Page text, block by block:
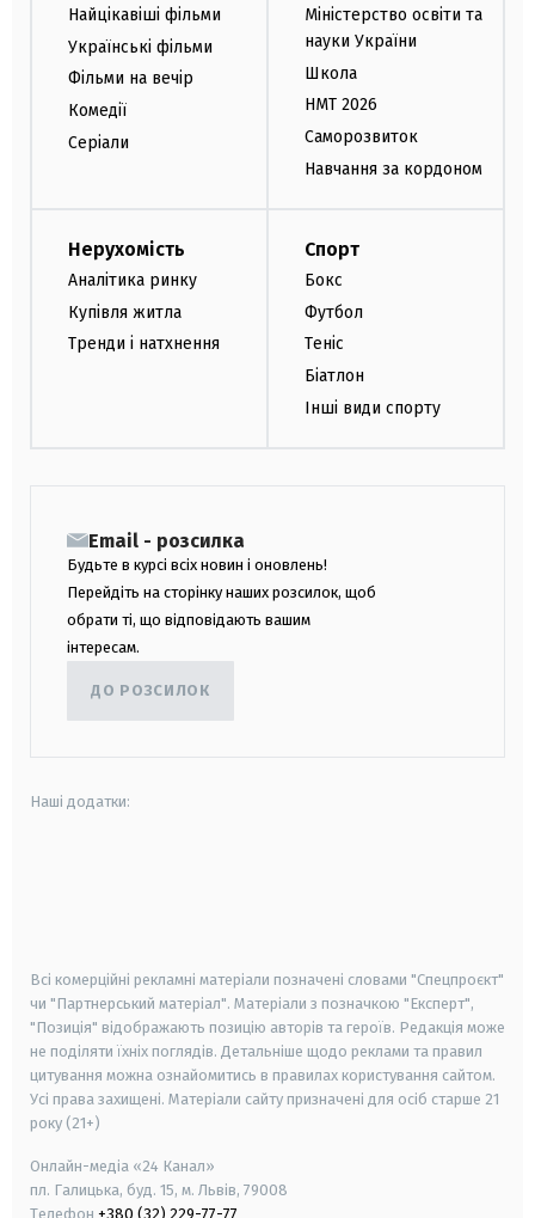
Найцікавіші фільми
Українські фільми
Фільми на вечір
Комедії
Серіали
Міністерство освіти та
науки України
Школа
НМТ 2026
Саморозвиток
Навчання за кордоном
Нерухомість
Аналітика ринку
Купівля житла
Тренди і натхнення
Спорт
Бокс
Футбол
Теніс
Біатлон
Інші види спорту
Email - розсилка
Будьте в курсі всіх новин і оновлень!
Перейдіть на сторінку наших розсилок, щоб
обрати ті, що відповідають вашим
інтересам.
ДО РОЗСИЛОК
Наші додатки:
Всі комерційні рекламні матеріали позначені словами "Спецпроєкт"
чи "Партнерський матеріал". Матеріали з позначкою "Експерт",
"Позиція" відображають позицію авторів та героїв. Редакція може
не поділяти їхніх поглядів. Детальніше щодо реклами та правил
цитування можна ознайомитись в правилах користування сайтом.
Усі права захищені. Матеріали сайту призначені для осіб старше 21
року (21+)
Онлайн-медіа «24 Канал»
пл. Галицька, буд. 15, м. Львів, 79008
Телефон +380 (32) 229-77-77